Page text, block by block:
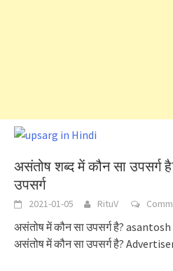
असंतोष शब्द में कौन सा उपसर्ग
उपसर्ग
2021-01-05 RituV
असंतोष में कौन सा उपसर्ग है?
असंतोष में कौन सा उपसर्ग है?